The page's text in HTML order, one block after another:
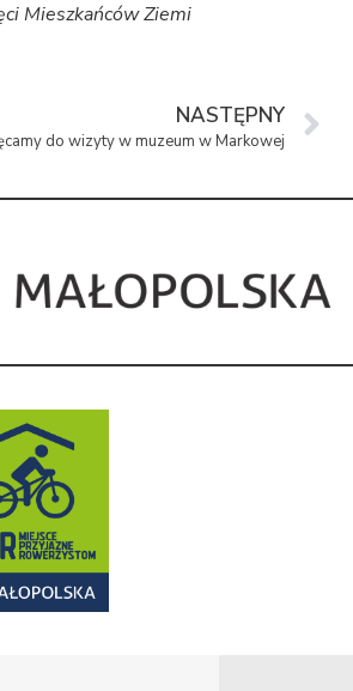
Mieszkańców Ziemi
NASTĘPNY
do wizyty w muzeum w Markowej